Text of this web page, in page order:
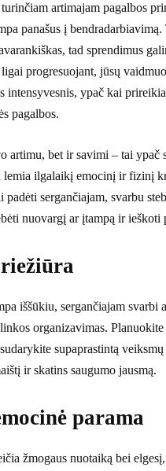
artimajam pagalbos
panašus į
tad sprendimus
progresuojant, jūsų
intensyvesnis, ypač kai
pagalbos.
artimu, bet ir savimi – tai ypač
lemia ilgalaikį emocinį ir fizinį
padėti sergančiajam, svarbu
nuovargį ar įtampą ir ieškoti
iššūkiu, sergančiajam svarbi
organizavimas.
supaprastintą veiksmų
ir skatins saugumo jausmą.
parama
žmogaus nuotaiką bei